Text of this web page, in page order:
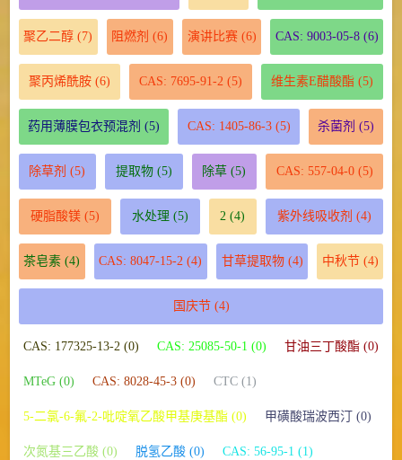
聚乙二醇 (7) 阻燃剂 (6) 演讲比赛(6) CAS: 9003-05-8(6)
聚丙烯酰胺(6) CAS: 7695-91-2 (5) 维生素E醋酸酯 (5)
药用薄膜包衣预混剂 (5) CAS: 1405-86-3(5) 杀菌剂 (5)
除草剂 (5) 提取物(5) 除草 (5) CAS: 557-04-0(5)
硬脂酸镁(5) 水处理 (5) 2 (4) 紫外线吸收剂 (4)
茶皂素 (4) CAS: 8047-15-2 (4) 甘草提取物(4) 中秋节(4)
国庆节(4)
CAS: 177325-13-2 (0) CAS: 25085-50-1 (0) 甘油三丁酸酯 (0)
MTeG (0) CAS: 8028-45-3 (0) CTC (1)
5-二氯-6-氟-2-吡啶氧乙酸甲基庚基酯 (0) 甲磺酸瑞波西汀 (0)
次氮基三乙酸 (0) 脱氢乙酸 (0) CAS: 56-95-1 (1)